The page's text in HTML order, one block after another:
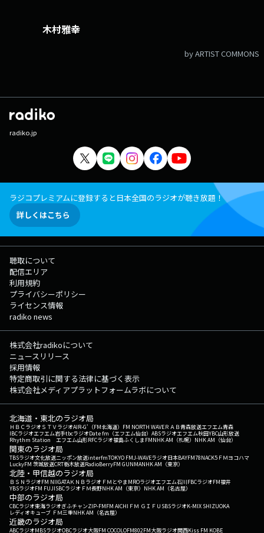
木村雅幸
by ARTIST COMMONS
radiko.jp
ラジコプレミアムに登録すると日本全国のラジオが聴き放題！
詳しくはこちら
聴取について
配信エリア
利用規約
プライバシーポリシー
ライセンス情報
radiko news
株式会社radikoについて
ニュースリリース
採用情報
特定商取引に関する法律に基づく表示
株式会社メディアプラットフォームラボについて
北海道・東北のラジオ局
ＨＢＣラジオＳＴＶラジオAIR-G'（FM北海道） FM NORTH WAVEＲＡＢ青森放送エフエム青森
IBCラジオエフエム岩手tbcラジオDate fm（エフエム仙台） ABSラジオエフエム秋田YBC山形放送
Rhythm Station エフエム山形RFCラジオ福島ふくしまFMNHK AM（札幌） NHK AM（仙台）
関東のラジオ局
TBSラジオ文化放送ニッポン放送interfmTOKYO FMJ-WAVEラジオ日本BAYFM78NACK5 ＦＭヨコハマ
LuckyFM 茨城放送CRT栃木放送RadioBerryFM GUNMANHK AM（東京）
北陸・甲信越のラジオ局
ＢＳＮラジオFM NIIGATAＫＮＢラジオ ＦＭとやまMROラジオエフエム石川FBCラジオFM福井
YBSラジオFM FUJISBCラジオ ＦＭ長野NHK AM（東京） NHK AM（名古屋）
中部のラジオ局
CBCラジオ東海ラジオぎふチャンZIP-FMFM AICHI ＦＭ ＧＩＦＵ SBSラジオK-MIX SHIZUOKA
レディオキューブ ＦＭ三重NHK AM（名古屋）
近畿のラジオ局
ABCラジオMBSラジオOBCラジオ大阪FM COCOLOFM802FM大阪ラジオ関西Kiss FM KOBE